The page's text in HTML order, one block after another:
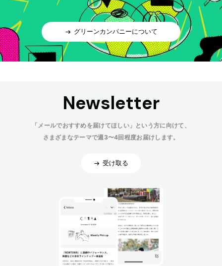
グリーンカンパニーについて
Newsletter
「メールでおすすめを届けてほしい」という方に向けて、
さまざまなテーマで週3〜4回程度お届けします。
受け取る